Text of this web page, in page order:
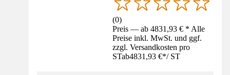
(0)
Preis — ab 4831,93 € * Alle
Preise inkl. MwSt. und ggf.
zzgl. Versandkosten pro
STab4831,93 €*/ ST